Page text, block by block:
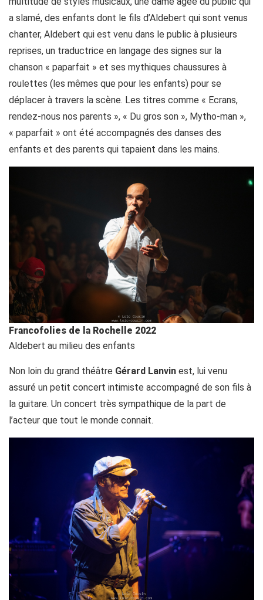
a slamé, des enfants dont le fils d’Aldebert qui sont venus
chanter, Aldebert qui est venu dans le public à plusieurs
reprises, un traductrice en langage des signes sur la
chanson « paparfait » et ses mythiques chaussures à
roulettes (les mêmes que pour les enfants) pour se
déplacer à travers la scène. Les titres comme « Ecrans,
rendez-nous nos parents », « Du gros son », Mytho-man »,
« paparfait » ont été accompagnés des danses des
enfants et des parents qui tapaient dans les mains.
Francofolies de la Rochelle 2022
Aldebert au milieu des enfants
Non loin du grand théâtre Gérard Lanvin est, lui venu
assuré un petit concert intimiste accompagné de son fils à
la guitare. Un concert très sympathique de la part de
l’acteur que tout le monde connait.